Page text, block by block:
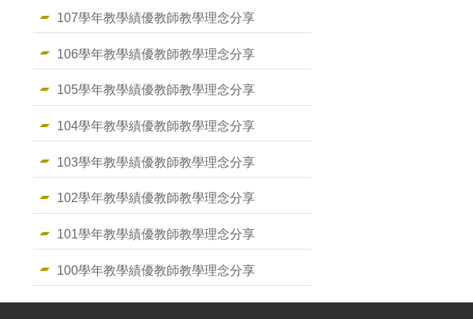
107學年教學績優教師教學理念分享
106學年教學績優教師教學理念分享
105學年教學績優教師教學理念分享
104學年教學績優教師教學理念分享
103學年教學績優教師教學理念分享
102學年教學績優教師教學理念分享
101學年教學績優教師教學理念分享
100學年教學績優教師教學理念分享